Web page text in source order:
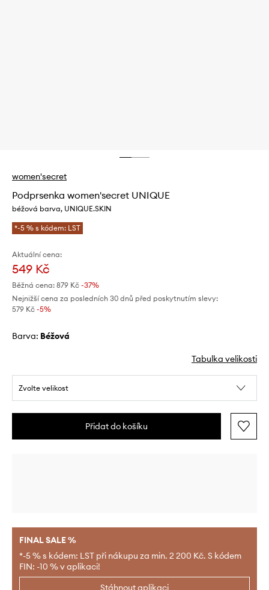
women'secret
Podprsenka women'secret UNIQUE
béžová barva, UNIQUE.SKIN
*-5 % s kódem: LST
Aktuální cena:
549 Kč
Běžná cena: 879 Kč -37%
Nejnižší cena za posledních 30 dnů před poskytnutím slevy:
579 Kč -5%
Barva: béžová
Tabulka velikosti
Zvolte velikost
Přidat do košíku
FINAL SALE %
*-5 % s kódem: LST při nákupu za min. 2 200 Kč. S kódem
FIN: -10 % v aplikaci!
Stáhnout aplikaci